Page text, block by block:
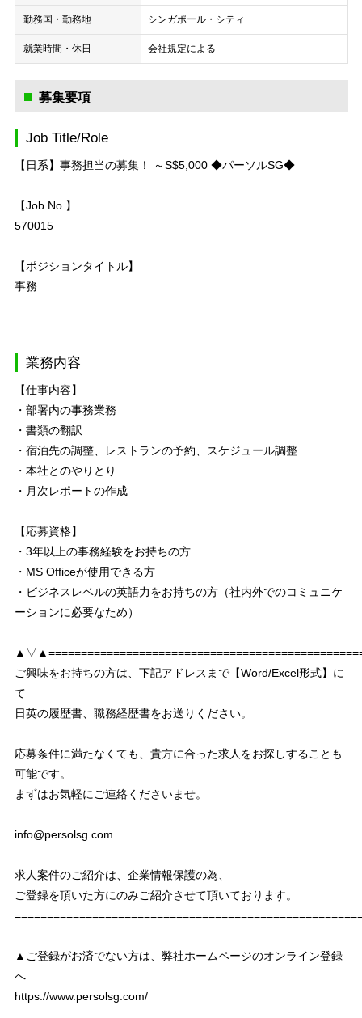
勤務国・勤務地 シンガポール・シティ
就業時間・休日 会社規定による
募集要項
Job Title/Role
【日系】事務担当の募集！ ～S$5,000 ◆パーソルSG◆
【Job No.】
570015
【ポジションタイトル】
事務
業務内容
【仕事内容】
・部署内の事務業務
・書類の翻訳
・宿泊先の調整、レストランの予約、スケジュール調整
・本社とのやりとり
・月次レポートの作成
【応募資格】
・3年以上の事務経験をお持ちの方
・MS Officeが使用できる方
・ビジネスレベルの英語力をお持ちの方（社内外でのコミュニケ
ーションに必要なため）
ご興味をお持ちの方は、下記アドレスまで【Word/Excel形式】に
て
日英の履歴書、職務経歴書をお送りください。
応募条件に満たなくても、貴方に合った求人をお探しすることも
可能です。
まずはお気軽にご連絡くださいませ。
info@persolsg.com
求人案件のご紹介は、企業情報保護の為、
ご登録を頂いた方にのみご紹介させて頂いております。
▲ご登録がお済でない方は、弊社ホームページのオンライン登録
へ
https://www.persolsg.com/